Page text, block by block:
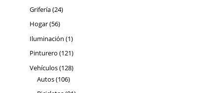
Grifería 2424
Hogar 5656
productos
Iluminación 11
producto
Pinturero 121121
productos
Vehículos 128128
Autos 106106
productos